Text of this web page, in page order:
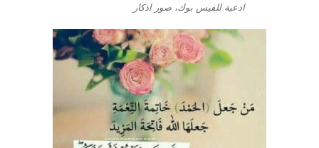
ادعية للفيس بوك، صور اذكار